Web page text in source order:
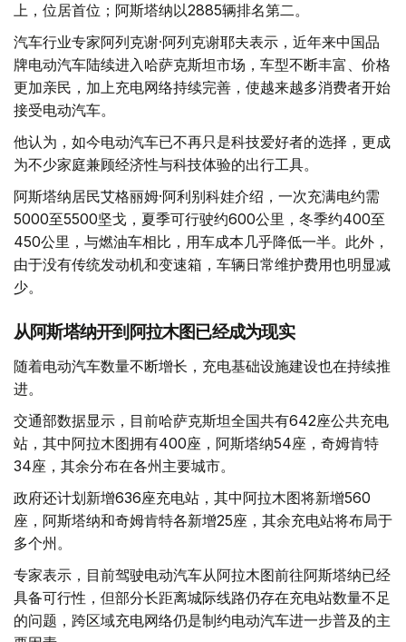
上，位居首位；阿斯塔纳以2885辆排名第二。
汽车行业专家阿列克谢·阿列克谢耶夫表示，近年来中国品
牌电动汽车陆续进入哈萨克斯坦市场，车型不断丰富、价格
更加亲民，加上充电网络持续完善，使越来越多消费者开始
接受电动汽车。
他认为，如今电动汽车已不再只是科技爱好者的选择，更成
为不少家庭兼顾经济性与科技体验的出行工具。
阿斯塔纳居民艾格丽姆·阿利别科娃介绍，一次充满电约需
5000至5500坚戈，夏季可行驶约600公里，冬季约400至
450公里，与燃油车相比，用车成本几乎降低一半。此外，
由于没有传统发动机和变速箱，车辆日常维护费用也明显减
少。
从阿斯塔纳开到阿拉木图已经成为现实
随着电动汽车数量不断增长，充电基础设施建设也在持续推
进。
交通部数据显示，目前哈萨克斯坦全国共有642座公共充电
站，其中阿拉木图拥有400座，阿斯塔纳54座，奇姆肯特
34座，其余分布在各州主要城市。
政府还计划新增636座充电站，其中阿拉木图将新增560
座，阿斯塔纳和奇姆肯特各新增25座，其余充电站将布局于
多个州。
专家表示，目前驾驶电动汽车从阿拉木图前往阿斯塔纳已经
具备可行性，但部分长距离城际线路仍存在充电站数量不足
的问题，跨区域充电网络仍是制约电动汽车进一步普及的主